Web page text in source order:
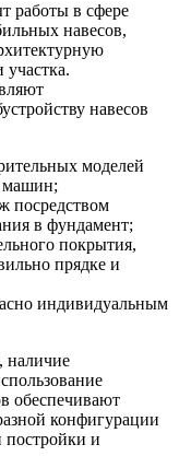
работы в сфере
навесов,
навесов
моделей
машин;
посредством
в фундамент;
покрытия,
прядке и
индивидуальным
наличие
обеспечивают
конфигурации
постройки и